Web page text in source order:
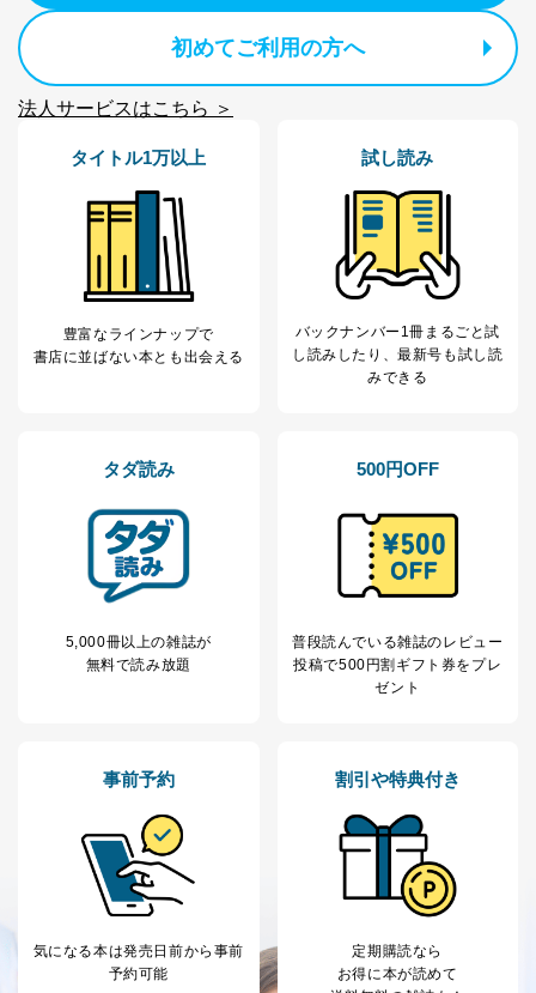
本人の同意を得ることなく第三者に提供することはあり
ません。ただし、次の場合は除きます。
法令に基づく場合
人の生命､身体または財産の保護のために必要がある
き。
公衆衛生の向上または児童の健全な育成の推進のため
に特に必要がある場合であって、本人の同意を得るこ
とが困難である場合。
国の機関もしくは地方公共団体またはその委託を受け
た者が法令の定める事務を遂行することに対して協力
する必要がある場合であって、本人の同意を得ること
により当該事務の遂行に支障を及ぼすおそれがあると
き。
上記２．の利用目的を実施するために守秘義務を結ん
委託・提供先企業は具体的には以下のような企業です
委託先：カスタマーサポート支援会社 、クレジッ
トカード決済などの決済代行・料金回収会社、広
告配信サービス会社
提供先：出版社、出版物発売元、卸売会社、販売
店など商品の供給者、梱包会社、配送会社、新聞
４．開示対象個人情報の「開示」「訂正」等の請求につ
す。ただし、以下①～④のいずれかに該当する場合は、
は、本人に遅滞無くその旨を通知するとともに、理由を
説明させていただきます。
①利用目的を本人に通知し、又は公表することによって
本人又は第三者の生命、身体、財産その他の権利利益を
②利用目的を本人に通知し、又は公表することによって
当該事業者の権利又は正当な利益を害するおそれがある
初めてご利用の方へ
法人サービスはこちら ＞
タイトル1万以上
豊富なラインナップで
書店に並ばない本とも出会える
試し読み
バックナンバー1冊まるごと試
し読み したり、最新号も試し読
みできる
タダ読み
5,000冊以上の雑誌が
無料で読み放題
500円OFF
普段読んでいる雑誌のレビュー
投稿で500円割ギフト券をプレ
ゼント
事前予約
気になる本は発売日前から事前
予約可能
割引や特典付き
定期購読なら
お得に本が読めて